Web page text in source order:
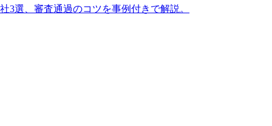
3選、審査通過のコツを事例付きで解説。